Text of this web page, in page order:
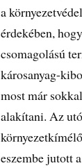
a
érdekében,
csomagolású
károsanyag-
most már
alakítani. Az
eszembe jutott